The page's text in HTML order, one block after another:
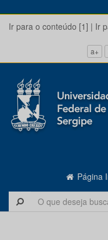
Ir para o conteúdo [1] | Ir
a+
Página